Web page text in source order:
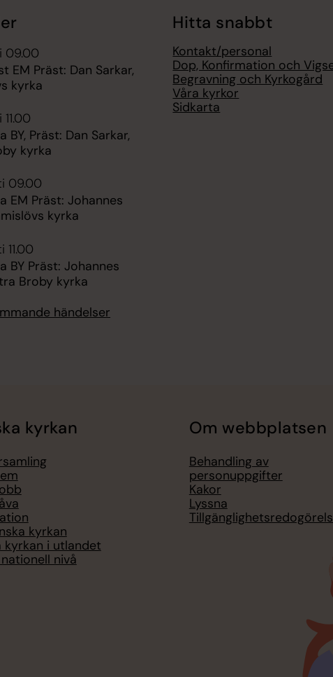
09.00
EM Präst: Dan Sarkar,
kyrka
BY, Präst: Dan Sarkar,
kyrka
09.00
EM Präst: Johannes
kyrka
11.00
BY Präst: Johannes
Broby kyrka
händelser
Hitta snabbt
Kontakt/personal
Dop, Konfirmation och
Begravning och Kyrkogård
Våra kyrkor
Sidkarta
kyrkan
kyrkan
kyrkan i utlandet
nivå
Om webbplatsen
Behandling av
personuppgifter
Kakor
Lyssna